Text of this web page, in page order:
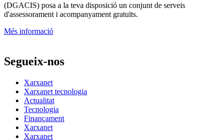
LaDirecció General d’Acció Comunitària i Innovació Social
(DGACIS)posa a la teva disposició un conjunt de serveis
Segueix-nos
Xarxanet
Xarxanet tecnologia
Actualitat
Tecnologia
Finançament
Xarxanet